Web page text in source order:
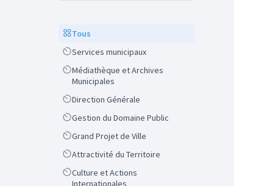
ScopeTous
ScopeServices municipaux
Scope
Médiathèque et Archives
Municipales
ScopeDirection Générale
ScopeGestion du Domaine Public
ScopeGrand Projet de Ville
ScopeAttractivité du Territoire
Scope
Culture et Actions
Internationales